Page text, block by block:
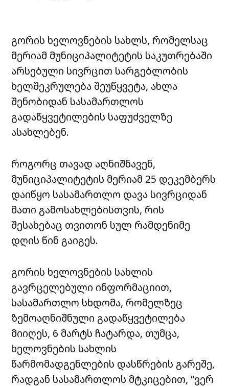
გორის ხელოვნების სახლს, რომელსაც
მერიამ მუნიციპალიტეტის საკუთრებაში
არსებული სივრცით სარგებლობის
ხელშეკრულება შეუწყვეტა, ახლა
შენობიდან სასამართლოს
გადაწყვეტილების საფუძველზე
ასახლებენ.
როგორც თავად აღნიშნავენ,
მუნიციპალიტეტის მერიამ 25 დეკემბერს
დაიწყო სასამართლო დავა სივრციდან
მათი გამოსახლებისთვის, რის
შესახებაც თვითონ სულ რამდენიმე
დღის წინ გაიგეს.
გორის ხელოვნების სახლის
გავრცელებული ინფორმაციით,
სასამართლო სხდომა, რომელზეც
ზემოაღნიშნული გადაწყვეტილება
მიიღეს, 6 მარტს ჩატარდა, თუმცა,
ხელოვნების სახლის
წარმომადგენლების დასწრების გარეშე,
რადგან სასამართლოს მტკიცებით, “ვერ